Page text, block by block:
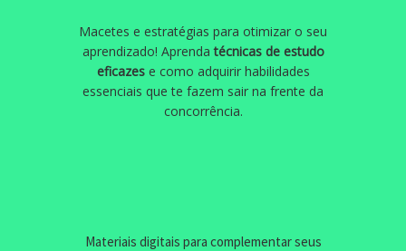
Macetes e estratégias para otimizar o seu
aprendizado! Aprenda técnicas de estudo
eficazese como adquirir habilidades
essenciais que te fazem sair na frente da
concorrência.
Materiais digitais para complementar seus